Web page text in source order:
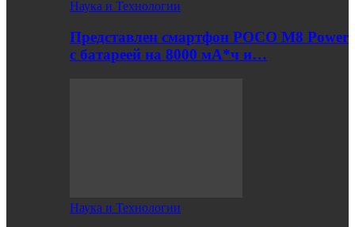
Наука и Технологии
Представлен смартфон POCO M8 Power
с батареей на 8000 мА*ч и…
Наука и Технологии